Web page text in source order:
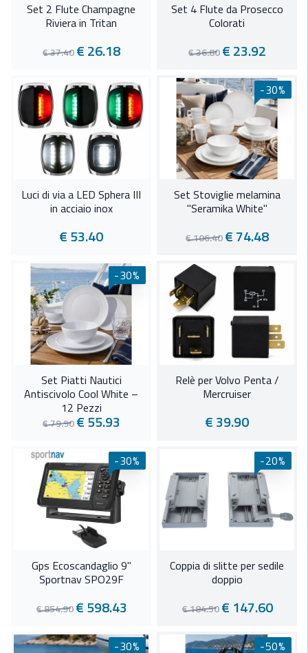
Set 2 Flute Champagne
Riviera in Tritan
€ 37.40€ 26.18
Set 4 Flute da Prosecco
Colorati
€ 36.80€ 23.92
Luci di via a LED Sphera III
in acciaio inox
€ 53.40
Set Stoviglie melamina
"Seramika White"
€ 106.40€ 74.48
-30%
Set Piatti Nautici
Antiscivolo Cool White –
12 Pezzi
€ 79.90€ 55.93
-30%
Relè per Volvo Penta /
Mercruiser
€ 39.90
Gps Ecoscandaglio 9"
Sportnav SPO29F
€ 854.90 € 598.43
-30%
Coppia di slitte per sedile
doppio
€ 184.50 € 147.60
-20%
-30% -50%